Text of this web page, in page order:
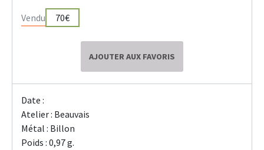
Vendu 70€
AJOUTER AUX FAVORIS
Date :
Atelier : Beauvais
Métal : Billon
Poids : 0,97 g.